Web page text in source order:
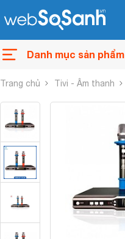
Danh mục sản phẩm
Trang chủ Tivi - Âm thanh